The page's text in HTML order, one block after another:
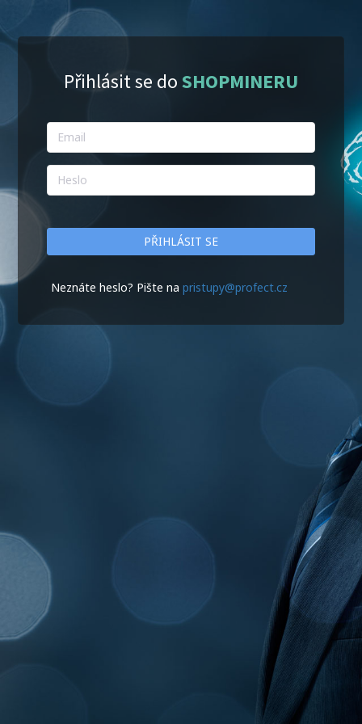
Přihlásit se doSHOPMINERU
PŘIHLÁSIT SE
Neznáte heslo? Pište napristupy@profect.cz